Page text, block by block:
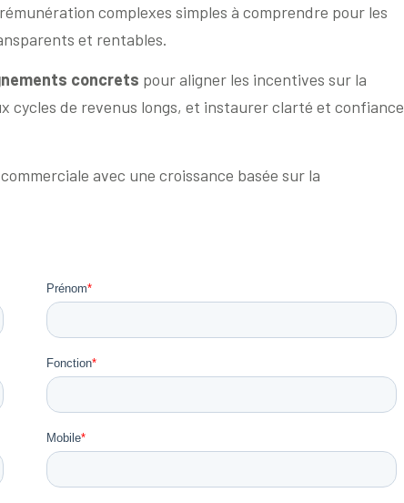
complexes simples à comprendre pour les
et rentables.
concrets pour aligner les incentives sur la
cycles de revenus longs, et instaurer clarté et confiance
avec une croissance basée sur la